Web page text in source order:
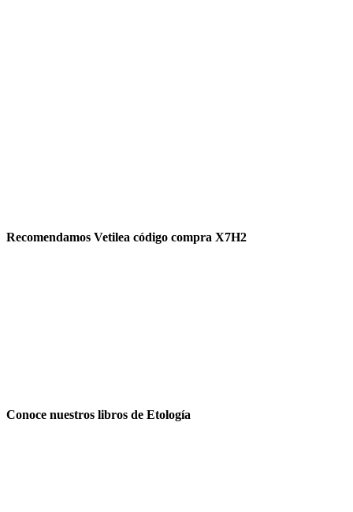
Recomendamos Vetilea código compra X7H2
Conoce nuestros libros de Etología